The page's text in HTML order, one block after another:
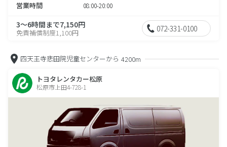
営業時間 08:00-20:00
3～6時間まで7,150円
免責補償制度1,100円 072-331-0100
四天王寺悲田院児童センターから 4200m
トヨタレンタカー松原
松原市上田4-728-1